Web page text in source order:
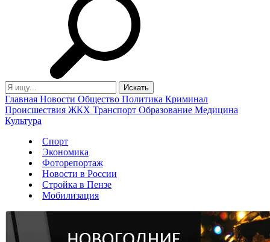
Главная Новости Общество Политика Криминал
Происшествия ЖКХ Транспорт Образование Медицина
Культура
Спорт
Экономика
Фоторепортаж
Новости в России
Стройка в Пензе
Мобилизация